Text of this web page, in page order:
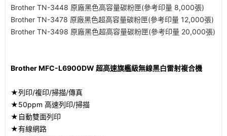
Brother TN-3448 原廠黑色高容量碳粉匣(參考印量 8,000張)
Brother TN-3478 原廠黑色超高容量碳粉匣(參考印量 12,000張)
Brother TN-3498 原廠黑色超高容量碳粉匣(參考印量 20,000張)
Brother MFC-L6900DW 超高速旗艦級無線黑白雷射複合機
★列印/複印/掃描/傳真
★50ppm 高速列印/掃描
★自動雙面列印
★有線網路